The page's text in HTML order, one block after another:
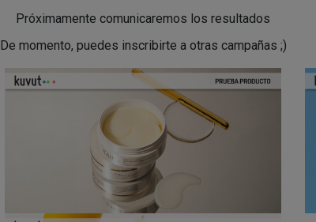
Próximamente comunicaremos los resultados
De momento, puedes inscribirte a otras campañas ;)